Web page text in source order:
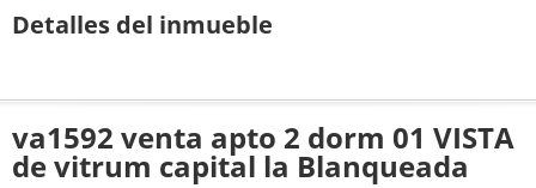
Detalles del inmueble
va1592 venta apto 2 dorm 01 VISTA
de vitrum capital la Blanqueada